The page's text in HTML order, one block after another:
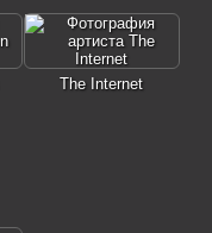
The Internet